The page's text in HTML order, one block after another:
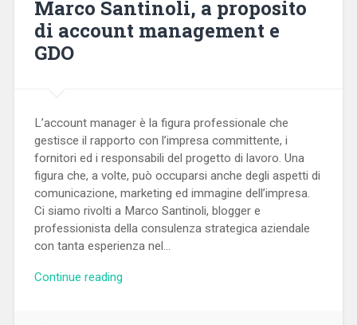
Marco Santinoli, a proposito
di account management e
GDO
L’account manager è la figura professionale che
gestisce il rapporto con l’impresa committente, i
fornitori ed i responsabili del progetto di lavoro. Una
figura che, a volte, può occuparsi anche degli aspetti di
comunicazione, marketing ed immagine dell’impresa.
Ci siamo rivolti a Marco Santinoli, blogger e
professionista della consulenza strategica aziendale
con tanta esperienza nel…
Continue reading